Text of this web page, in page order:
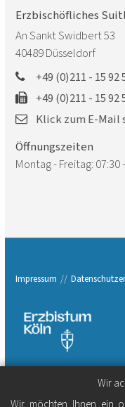
Wir
Erzbischöfliches
An Sankt Swidbert 53
40489Düsseldorf
+49 (0)211 - 15 92
+49 (0)211 - 15 92
Klick zum E-Mail
Öffnungszeiten
Montag - Freitag: 07:30
Impressum